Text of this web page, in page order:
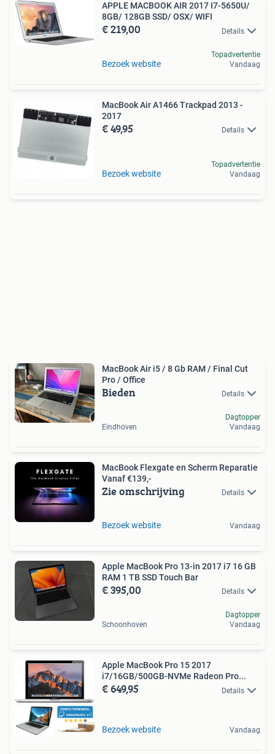
APPLE MACBOOK AIR 2017 I7-5650U/
8GB/ 128GB SSD/ OSX/ WIFI
€ 219,00 Details
Bezoek website
Topadvertentie
Vandaag
MacBook Air A1466 Trackpad 2013 -
2017
€ 49,95 Details
Bezoek website
Topadvertentie
Vandaag
MacBook Air i5 / 8 Gb RAM / Final Cut
Pro / Office
Bieden Details
Eindhoven
Dagtopper
Vandaag
MacBook Flexgate en Scherm Reparatie
Vanaf €139,-
Zie omschrijving Details
Bezoek website Vandaag
Apple MacBook Pro 13-in 2017 i7 16 GB
RAM 1 TB SSD Touch Bar
€ 395,00 Details
Schoonhoven
Dagtopper
Vandaag
Apple MacBook Pro 15 2017
i7/16GB/500GB-NVMe Radeon Pro...
€ 649,95 Details
Bezoek website Vandaag